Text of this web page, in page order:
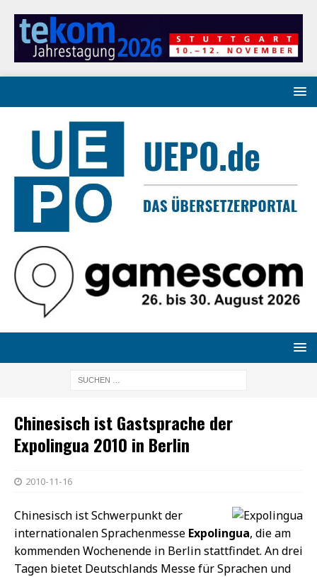
Chinesisch ist Gastsprache der
Expolingua 2010 in Berlin
2010-11-16
Chinesisch ist Schwerpunkt der
internationalen Sprachenmesse Expolingua, die am
kommenden Wochenende in Berlin stattfindet. An drei
Tagen bietet Deutschlands Messe für Sprachen und